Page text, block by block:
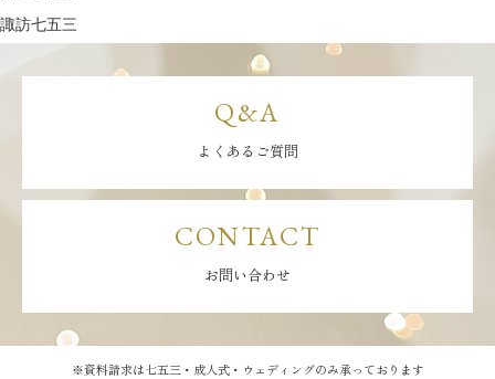
諏訪七五三
Q&A
よくあるご質問
CONTACT
お問い合わせ
※資料請求は七五三・成人式・ウェディングのみ承っております